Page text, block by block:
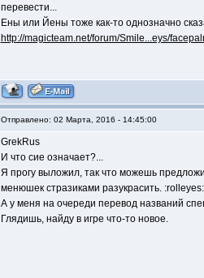
перевести...
Ены или Йены тоже как-то однозначно
http://magicteam.net/forum/Smile...eys/
Отправлено: 02 Марта, 2016 - 14:45:00
GrekRus
И что сие означает?...
Я прогу выложил, так что можешь
менюшек стразиками разукрасить.
А у меня на очереди перевод названий
Глядишь, найду в игре что-то новое.